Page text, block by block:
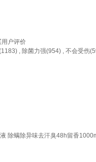
用户评价
, 除菌力强(954) , 不会受伤
除螨除异味去汗臭48h留香